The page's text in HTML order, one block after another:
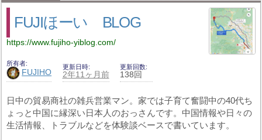
FUJIほーい BLOG
https://www.fujiho-yiblog.com/
所有者
FUJIHO
更新日時
2年11ヶ月前
更新回数
138回
日中の貿易商社の雑兵営業マン。家では子育て奮闘中の40代ち
ょっと中国に縁深い日本人のおっさんです。中国情報や日々の
生活情報、トラブルなどを体験談ベースで書いています。